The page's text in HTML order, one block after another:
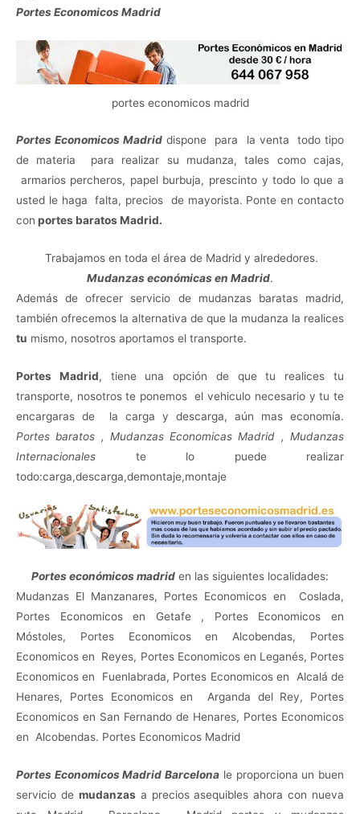
Portes Economicos Madrid
portes economicos madrid
Portes Economicos Madrid dispone para la venta todo tipo
de materia para realizar su mudanza, tales como cajas,
armarios percheros, papel burbuja, prescinto y todo lo que a
usted le haga falta, precios de mayorista. Ponte en contacto
con portes baratos Madrid.
Trabajamos en toda el área de Madrid y alrededores.
Mudanzas económicas en Madrid.
Además de ofrecer servicio de mudanzas baratas madrid,
también ofrecemos la alternativa de que la mudanza la realices
tu mismo, nosotros aportamos el transporte.
Portes Madrid, tiene una opción de que tu realices tu
transporte, nosotros te ponemos el vehiculo necesario y tu te
encargaras de la carga y descarga, aún mas economía.
Portes baratos , Mudanzas Economicas Madrid ,Mudanzas
Internacionales te lo puede realizar
todo:carga,descarga,demontaje,montaje
Portes económicos madrid en las siguientes localidades:
Mudanzas El Manzanares, Portes Economicos en Coslada,
Portes Economicos en Getafe , Portes Economicos en
Móstoles, Portes Economicos en Alcobendas, Portes
Economicos en Reyes, Portes Economicos en Leganés, Portes
Economicos en Fuenlabrada, Portes Economicos en Alcalá de
Henares, Portes Economicos en Arganda del Rey, Portes
Economicos en San Fernando de Henares, Portes Economicos
en Alcobendas. Portes Economicos Madrid
Portes Economicos Madrid Barcelona le proporciona un buen
servicio de mudanzas a precios asequibles ahora con nueva